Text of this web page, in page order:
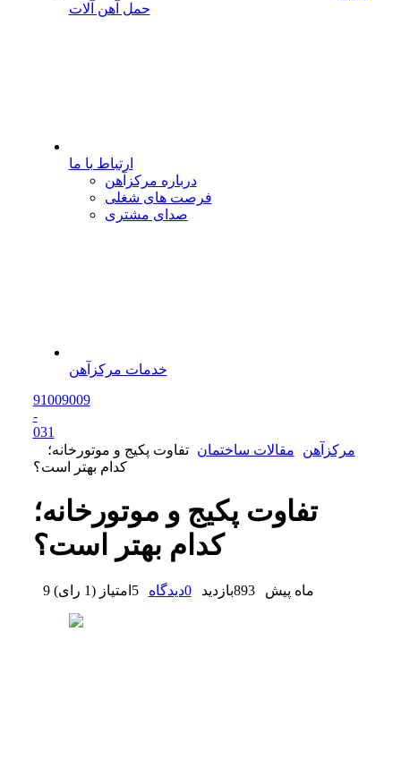
حمل آهن آلات
ارتباط با ما
درباره مرکزآهن
فرصت های شغلی
صدای مشتری
خدمات مرکزآهن
91009009
-
031
مرکزآهن
مقالات ساختمان
تفاوت پکیج و موتورخانه؛
کدام بهتر است؟
تفاوت پکیج و موتورخانه؛
کدام بهتر است؟
9 ماه پیش 893بازدید 0دیدگاه 5 امتیاز (1 رای )